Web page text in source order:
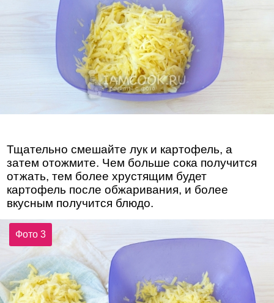
Тщательно смешайте лук и картофель, а
затем отожмите. Чем больше сока получится
отжать, тем более хрустящим будет
картофель после обжаривания, и более
вкусным получится блюдо.
Фото 3